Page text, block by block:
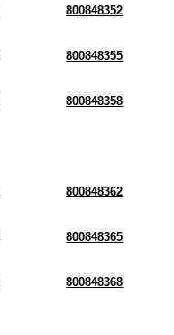
800848352
800848355
800848358
800848362
800848365
800848368